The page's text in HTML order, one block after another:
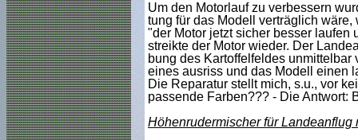
Um den Motorlauf zu verbessern
tung für das Modell verträglich
"der Motor jetzt sicher besser laufen
streikte der Motor wieder. Der
bung des Kartoffelfeldes
eines ausriss und das Modell einen
Die Reparatur stellt mich, s.u., vor
passende Farben??? - Die Antwort:
Höhenrudermischer für Landeanflug